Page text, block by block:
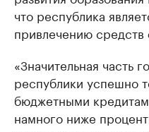
что республика
привлечению
«Значительная часть
республики успешно
бюджетными
намного ниже